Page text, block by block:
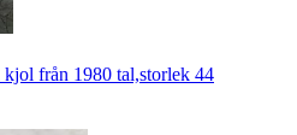
från 1980 tal,storlek 44